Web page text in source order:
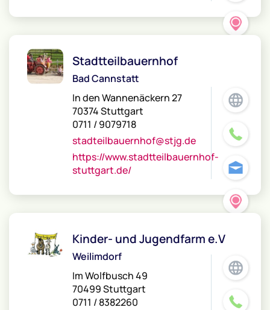
Stadtteilbauernhof
Bad Cannstatt
In den Wannenäckern 27
70374 Stuttgart
0711 / 9079718
stadteilbauernhof@stjg.de
https://www.stadtteilbauernhof-
stuttgart.de/
Kinder- und Jugendfarm e.V
Weilimdorf
Im Wolfbusch 49
70499 Stuttgart
0711 / 8382260